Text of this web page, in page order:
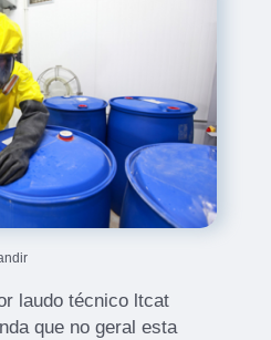
laudo técnico ltcat
que no geral esta